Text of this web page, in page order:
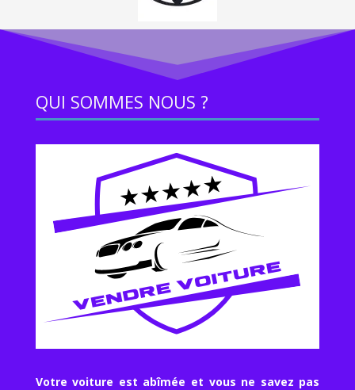
QUI SOMMES NOUS ?
Votre voiture est abîmée et vous ne savez pas